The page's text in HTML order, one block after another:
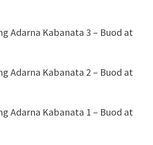
Adarna Kabanata 3 – Buod at
Adarna Kabanata 2 – Buod at
Adarna Kabanata 1 – Buod at